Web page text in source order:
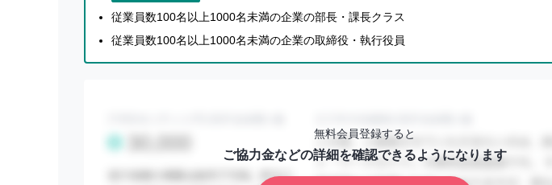
従業員数100名以上1000名未満の企業の部長・課長クラス
従業員数100名以上1000名未満の企業の取締役・執行役員
無料会員登録すると
ご協力金などの詳細を確認できるようになります